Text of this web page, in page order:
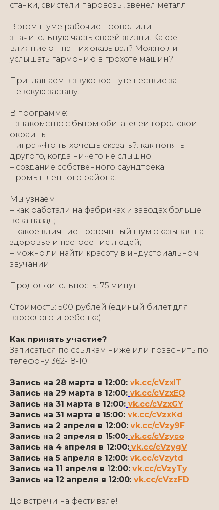
станки, свистели паровозы, звенел металл.
В этом шуме рабочие проводили
значительную часть своей жизни. Какое
влияние он на них оказывал? Можно ли
услышать гармонию в грохоте машин?
Приглашаем в звуковое путешествие за
Невскую заставу!
В программе:
– знакомство с бытом обитателей городской
окраины;
– игра «Что ты хочешь сказать?: как понять
другого, когда ничего не слышно;
– создание собственного саундтрека
промышленного района.
Мы узнаем:
– как работали на фабриках и заводах больше
века назад;
– какое влияние постоянный шум оказывал на
здоровье и настроение людей;
– можно ли найти красоту в индустриальном
звучании.
Продолжительность: 75 минут
Стоимость: 500 рублей (единый билет для
взрослого и ребенка)
Как принять участие?
Записаться по ссылкам ниже или позвонить по
телефону 362-18-10
Запись на 28 марта в 12:00: vk.cc/cVzxlT
Запись на 29 марта в 12:00: vk.cc/cVzxEQ
Запись на 31 марта в 12:00: vk.cc/cVzxGY
Запись на 31 марта в 15:00: vk.cc/cVzxKd
Запись на 2 апреля в 12:00: vk.cc/cVzy9F
Запись на 2 апреля в 15:00: vk.cc/cVzyco
Запись на 4 апреля в 12:00: vk.cc/cVzygV
Запись на 5 апреля в 12:00: vk.cc/cVzytd
Запись на 11 апреля в 12:00: vk.cc/cVzyTy
Запись на 12 апреля в 12:00: vk.cc/cVzzFD
До встречи на фестивале!